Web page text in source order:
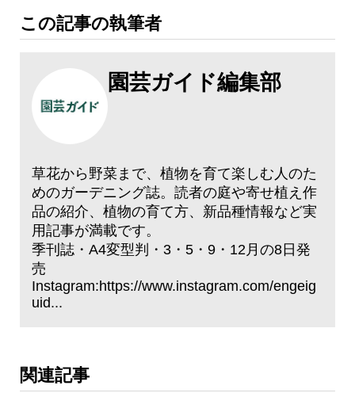
この記事の執筆者
園芸ガイド編集部
草花から野菜まで、植物を育て楽しむ人のた
めのガーデニング誌。読者の庭や寄せ植え作
品の紹介、植物の育て方、新品種情報など実
用記事が満載です。
季刊誌・A4変型判・3・5・9・12月の8日発
売
Instagram:https://www.instagram.com/engeig
uid...
関連記事